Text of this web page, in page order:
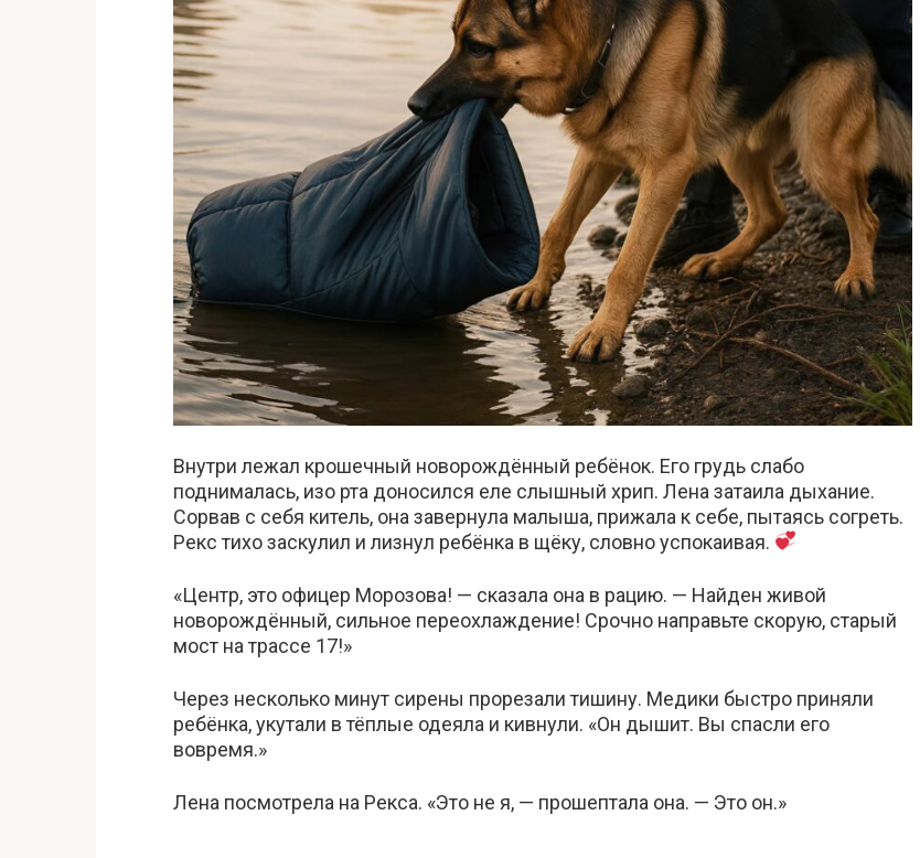
Внутри лежал крошечный новорождённый ребёнок. Его грудь слабо
поднималась, изо рта доносился еле слышный хрип. Лена затаила дыхание.
Сорвав с себя китель, она завернула малыша, прижала к себе, пытаясь согреть.
Рекс тихо заскулил и лизнул ребёнка в щёку, словно успокаивая.
«Центр, это офицер Морозова! — сказала она в рацию. — Найден живой
новорождённый, сильное переохлаждение! Срочно направьте скорую, старый
мост на трассе 17!»
Через несколько минут сирены прорезали тишину. Медики быстро приняли
ребёнка, укутали в тёплые одеяла и кивнули. «Он дышит. Вы спасли его
вовремя.»
Лена посмотрела на Рекса. «Это не я, — прошептала она. — Это он.»